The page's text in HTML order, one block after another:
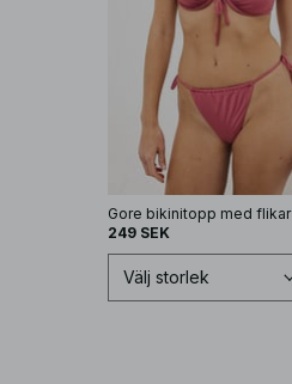
Gore bikinitopp med flikar
249 SEK
Välj storlek